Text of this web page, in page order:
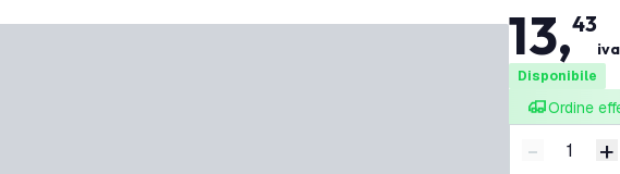
13,43
Disponibile
Ordine
Riduci
- +